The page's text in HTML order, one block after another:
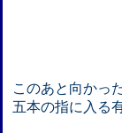
このあと向かっ
五本の指に入る